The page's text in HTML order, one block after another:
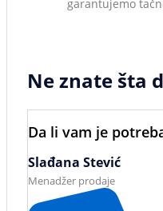
garantujemo
Ne znate šta
Da li vam je
Slađana Stević
Menadžer prodaje